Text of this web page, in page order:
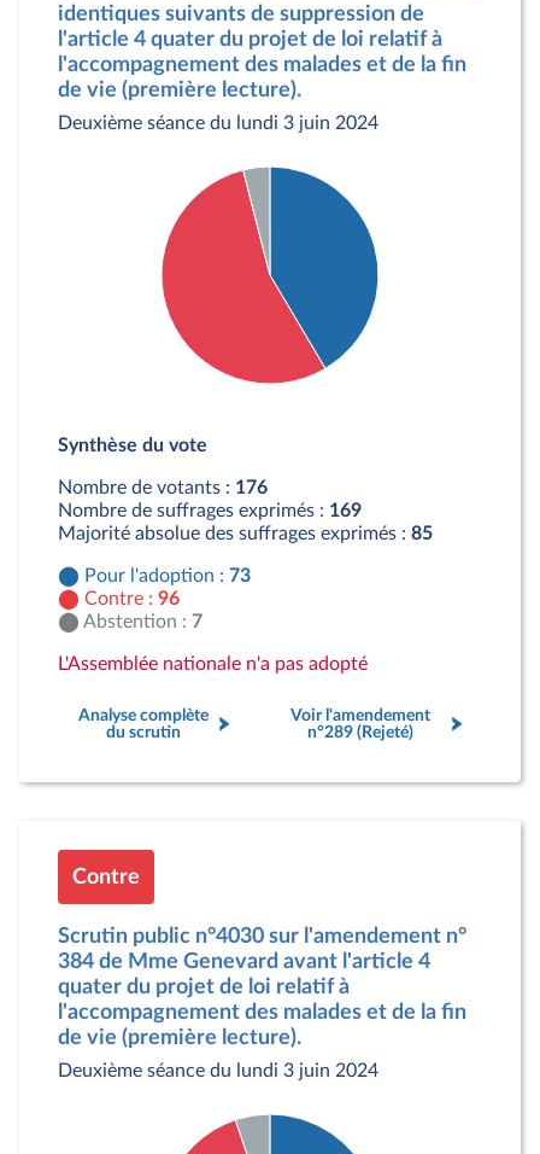
identiques suivants de suppression de
l'article 4 quater du projet de loi relatif à
l'accompagnement des malades et de la fin
de vie (première lecture).
Deuxième séance du lundi 3 juin 2024
Contre : 96 députés
Synthèse du vote
Nombre de votants : 176
Nombre de suffrages exprimés : 169
Majorité absolue des suffrages exprimés : 85
Pour l'adoption : 73
Contre : 96
Abstention : 7
L'Assemblée nationale n'a pas adopté
Analyse complète
du scrutin
Voir l'amendement
n°289 (Rejeté)
Contre
Scrutin public n°4030 sur l'amendement n°
384 de Mme Genevard avant l'article 4
quater du projet de loi relatif à
l'accompagnement des malades et de la fin
de vie (première lecture).
Deuxième séance du lundi 3 juin 2024